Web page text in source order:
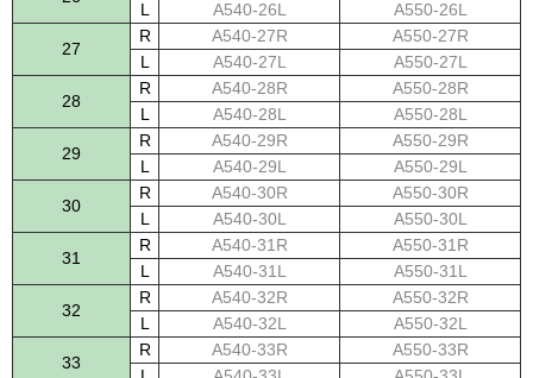
L
A540-26L A550-26L
27
R A540-27R
A550-27R
L
A540-27L A550-27L
28
R A540-28R
A550-28R
L
A540-28L A550-28L
29
R A540-29R
A550-29R
L
A540-29L A550-29L
30
R A540-30R
A550-30R
L
A540-30L A550-30L
31
R A540-31R
A550-31R
L
A540-31L A550-31L
32
R A540-32R
A550-32R
L
A540-32L A550-32L
33
R A540-33R
A550-33R